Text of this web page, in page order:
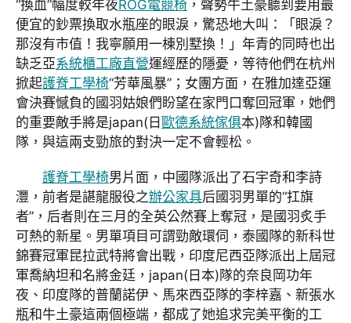
“換血”幅度較年夜ROG電競椅 ，聲勢牛土豪聽到要用最
便宜的鈔票換取水瓶座的眼淚，驚恐地大叫：「眼淚？
那沒有市值！我寧願用一棟別墅換！」年青的同時也出
缺乏亞系統櫃工廠直營運經歷的隱憂，等待他們在杭州
掀起護脊工學椅“芳華風暴”；女團方面，在雅加達亞運
會決賽憾負的國羽姑娘們盼望在家門口奪回冠軍，她們
的重要敵手將是japan(日歐德系統傢俱本)隊和韓國
隊，與這兩支勁旅的對決一定不會輕松。
護脊工學椅男片面，中國隊派出了石宇奇和李詩
灃，前者是諶龍服役之辦公家具后國羽男單的“扛旗
者”，后者則在三月的全英公然賽上奪冠，是國羽炙手
可熱的新星。男單項目可謂勁敵環伺，泰國隊的新科世
錦賽冠軍昆拉武特將會出戰，印度尼西亞隊派出上屆冠
軍喬納坦和名將金廷，japan(日本)隊的奈良岡功年
夜、印度隊的普蘭諾伊、馬來西亞隊的李梓嘉、新張水
瓶和牛土豪這兩個極端，都成了她追求完美平衡的工